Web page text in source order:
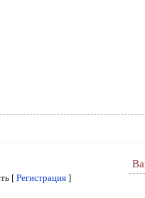
[ Регистрация ]